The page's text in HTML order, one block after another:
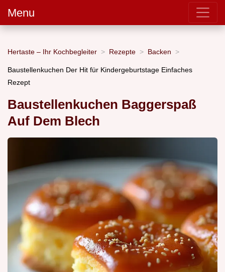
Menu
Hertaste – Ihr Kochbegleiter Rezepte Backen
Baustellenkuchen Der Hit für Kindergeburtstage Einfaches
Rezept
Baustellenkuchen Baggerspaß
Auf Dem Blech